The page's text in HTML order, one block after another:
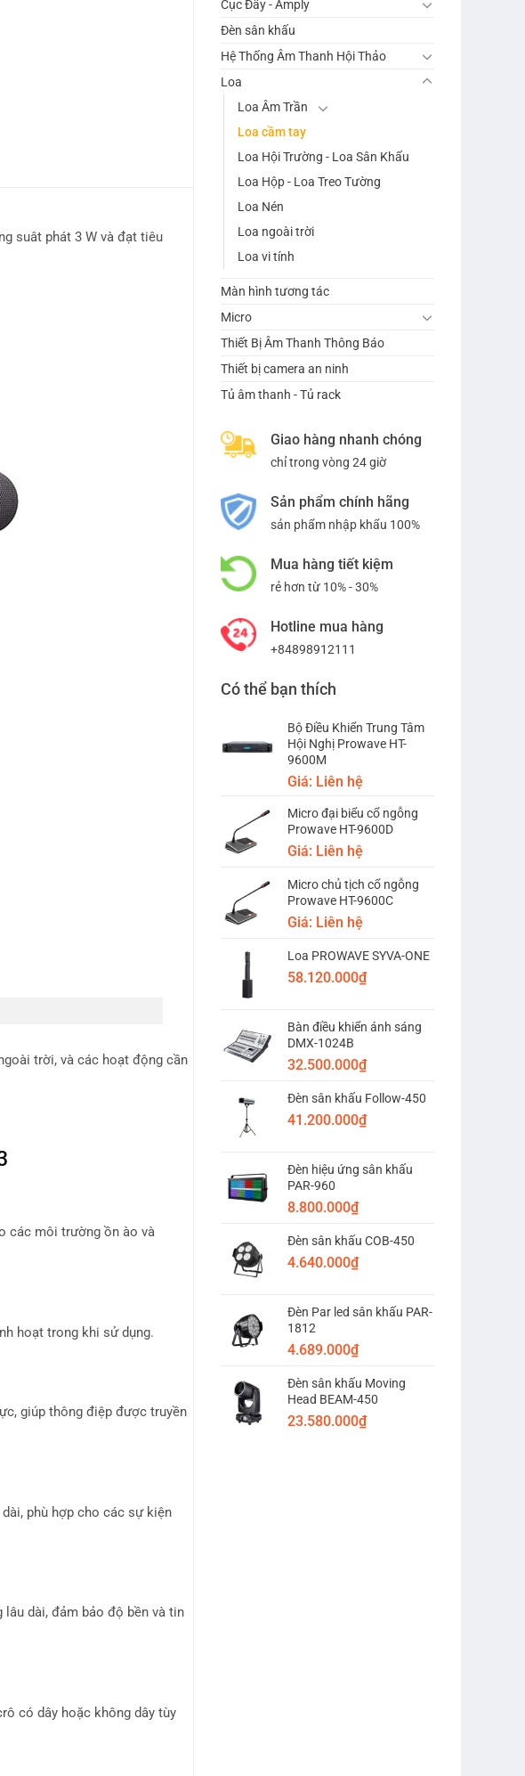
Cục Đẩy - Amply
Đèn sân khấu
Hệ Thống Âm Thanh Hội Thảo
Loa
Loa Âm Trần
Loa cầm tay
Loa Hội Trường - Loa Sân Khấu
Loa Hộp - Loa Treo Tường
Loa Nén
Loa ngoài trời
Loa vi tính
Màn hình tương tác
Micro
Thiết Bị Âm Thanh Thông Báo
Thiết bị camera an ninh
Tủ âm thanh - Tủ rack
Giao hàng nhanh chóng
chỉ trong vòng 24 giờ
Sản phẩm chính hãng
sản phẩm nhập khẩu 100%
Mua hàng tiết kiệm
rẻ hơn từ 10% - 30%
Hotline mua hàng
+84898912111
Có thể bạn thích
Bộ Điều Khiển Trung Tâm
Hội Nghị Prowave HT-
9600M
Giá: Liên hệ
Micro đại biểu cổ ngỗng
Prowave HT-9600D
Giá: Liên hệ
Micro chủ tịch cổ ngỗng
Prowave HT-9600C
Giá: Liên hệ
Loa PROWAVE SYVA-ONE
58.120.000₫
Bàn điều khiển ánh sáng
DMX-1024B
32.500.000₫
Đèn sân khấu Follow-450
41.200.000₫
Đèn hiệu ứng sân khấu
PAR-960
8.800.000₫
Đèn sân khấu COB-450
4.640.000₫
Đèn Par led sân khấu PAR-
1812
4.689.000₫
Đèn sân khấu Moving
Head BEAM-450
23.580.000₫
suât phát 3 W và đạt tiêu
trời, và các hoạt động cần
các môi trường ồn ào và
hoạt trong khi sử dụng.
giúp thông điệp được truyền
phù hợp cho các sự kiện
dài, đảm bảo độ bền và tin
có dây hoặc không dây tùy